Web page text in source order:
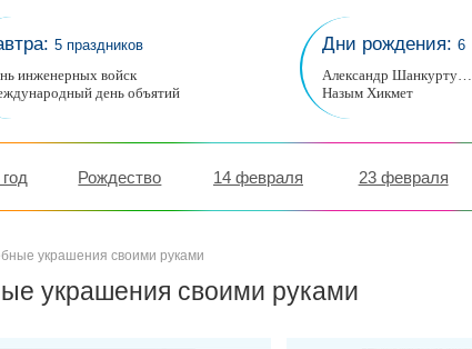
5 праздников
инженерных войск
день объятий
Дни рождения: 6
Александр Шанкурту…
Назым Хикмет
Рождество 14 февраля 23 февраля
украшения своими руками
украшения своими руками